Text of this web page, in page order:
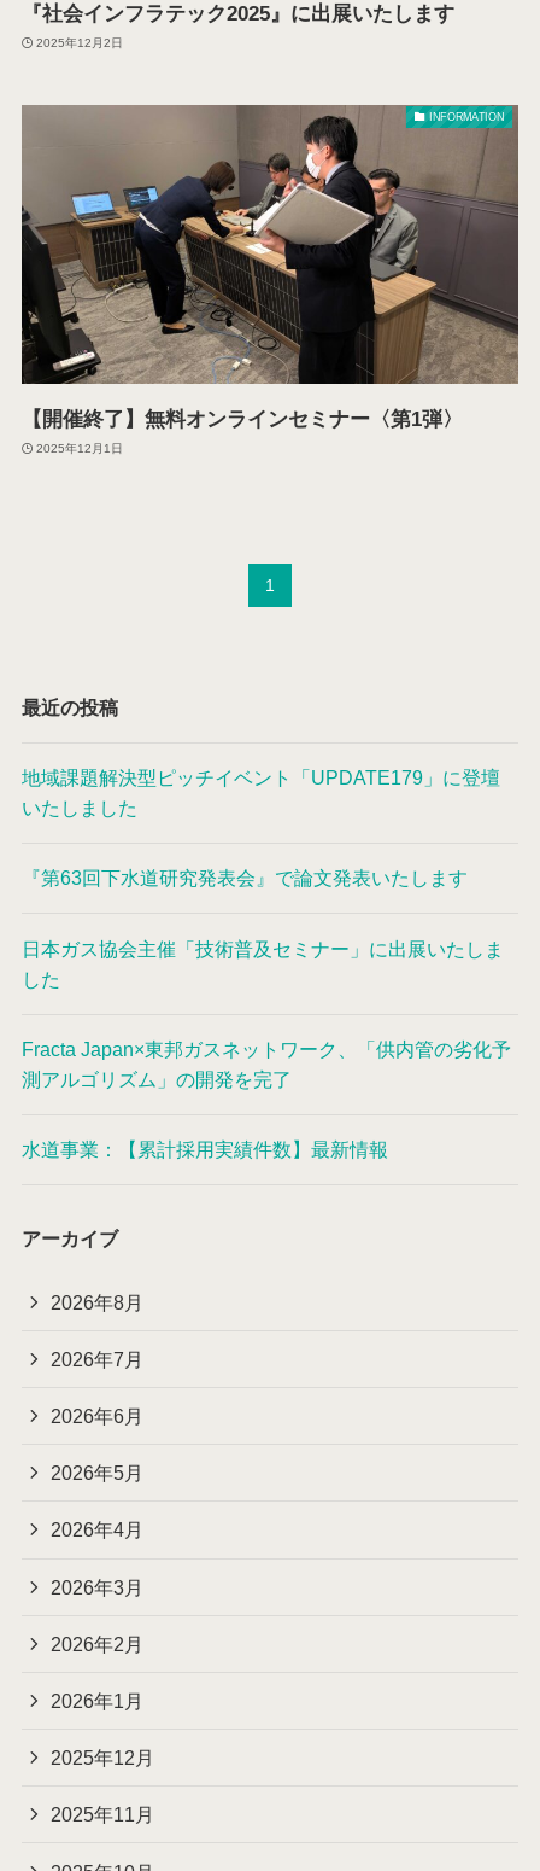
『社会インフラテック2025』に出展いたします
2025年12月2日
INFORMATION
【開催終了】無料オンラインセミナー〈第1弾〉
2025年12月1日
1
最近の投稿
地域課題解決型ピッチイベント「UPDATE179」に登壇
いたしました
『第63回下水道研究発表会』で論文発表いたします
日本ガス協会主催「技術普及セミナー」に出展いたしま
した
Fracta Japan×東邦ガスネットワーク、「供内管の劣化予
測アルゴリズム」の開発を完了
水道事業：【累計採用実績件数】最新情報
アーカイブ
2026年8月
2026年7月
2026年6月
2026年5月
2026年4月
2026年3月
2026年2月
2026年1月
2025年12月
2025年11月